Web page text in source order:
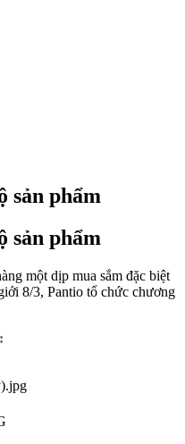
sản phẩm
sản phẩm
một dịp mua sắm đặc biệt
8/3, Pantio tổ chức chương